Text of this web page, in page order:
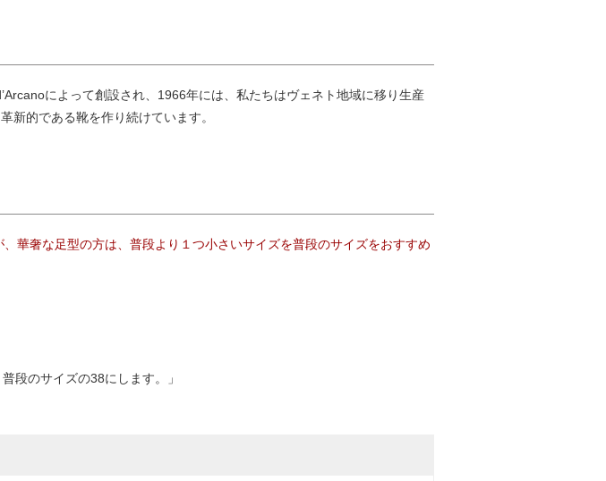
によって創設され、1966年には、私たちはヴェネト地域に移り生産
新的である靴を作り続けています。
華奢な足型の方は、普段より１つ小さいサイズを普段のサイズをおすすめ
段のサイズの38にします。」